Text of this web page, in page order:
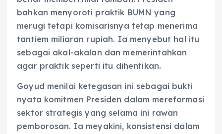
bahkan menyoroti praktik BUMN yang
merugi tetapi komisarisnya tetap menerima
tantiem miliaran rupiah. Ia menyebut hal itu
sebagai akal-akalan dan memerintahkan
agar praktik seperti itu dihentikan.
Goyud menilai ketegasan ini sebagai bukti
nyata komitmen Presiden dalam mereformasi
sektor strategis yang selama ini rawan
pemborosan. Ia meyakini, konsistensi dalam